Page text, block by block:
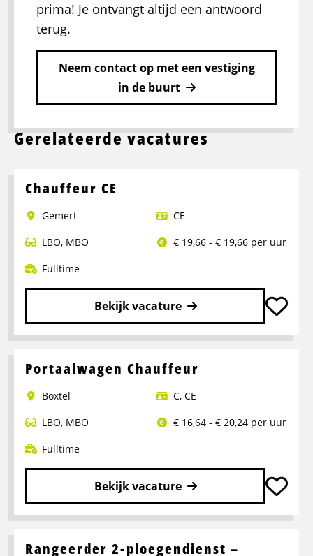
prima! Je ontvangt altijd een antwoord
terug.
Neem contact op met een vestiging
in de buurt
Gerelateerde vacatures
Chauffeur CE
Gemert
CE
LBO, MBO
€ 19,66 - € 19,66 per uur
Fulltime
Bekijk vacature
Lees
over
CE
Portaalwagen Chauffeur
Boxtel C, CE
LBO, MBO
€ 16,64 - € 20,24 per uur
Fulltime
Bekijk vacature
Lees
over
Rangeerder 2-ploegendienst –